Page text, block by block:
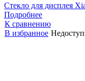
Стекло для дисплея
Подробнее
К сравнению
В избранное